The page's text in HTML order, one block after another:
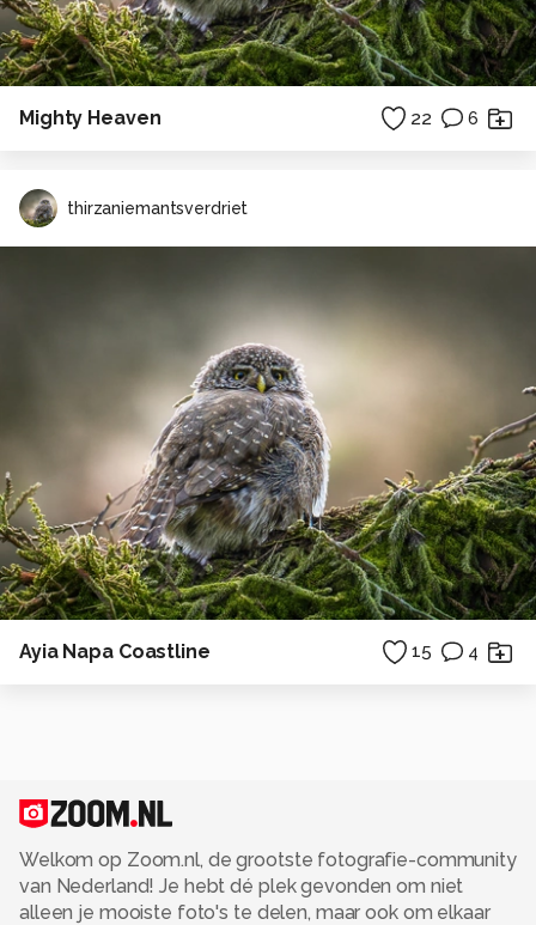
Mighty Heaven 22 6
thirzaniemantsverdriet
Ayia Napa Coastline 15 4
Welkom op Zoom.nl, de grootste fotografie-community
van Nederland! Je hebt dé plek gevonden om niet
alleen je mooiste foto's te delen, maar ook om elkaar